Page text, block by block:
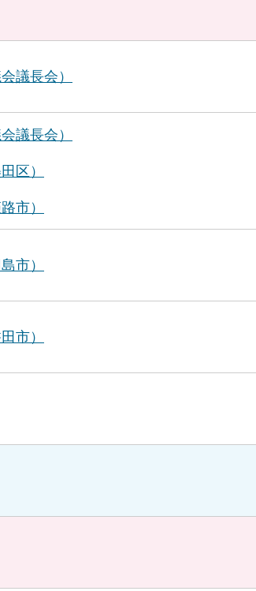
議長会）
議長会）
区）
市）
市）
市）